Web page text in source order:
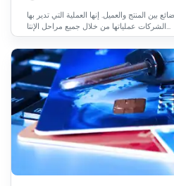
بين المنتج والعميل. إنها العملية التي تدير بها
الشركات عملياتها من خلال جميع مراحل الإنتا...